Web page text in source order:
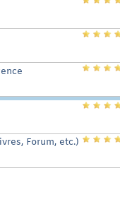
Forum, etc.)